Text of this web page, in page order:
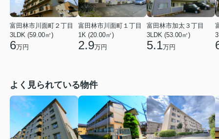
富田林市川面町２丁目
3LDK (59.00㎡)
6万円
富田林市川面町１丁目
1K (20.00㎡)
2.9万円
富田林市加太３丁目
3LDK (53.00㎡)
5.1万円
よく見られている物件